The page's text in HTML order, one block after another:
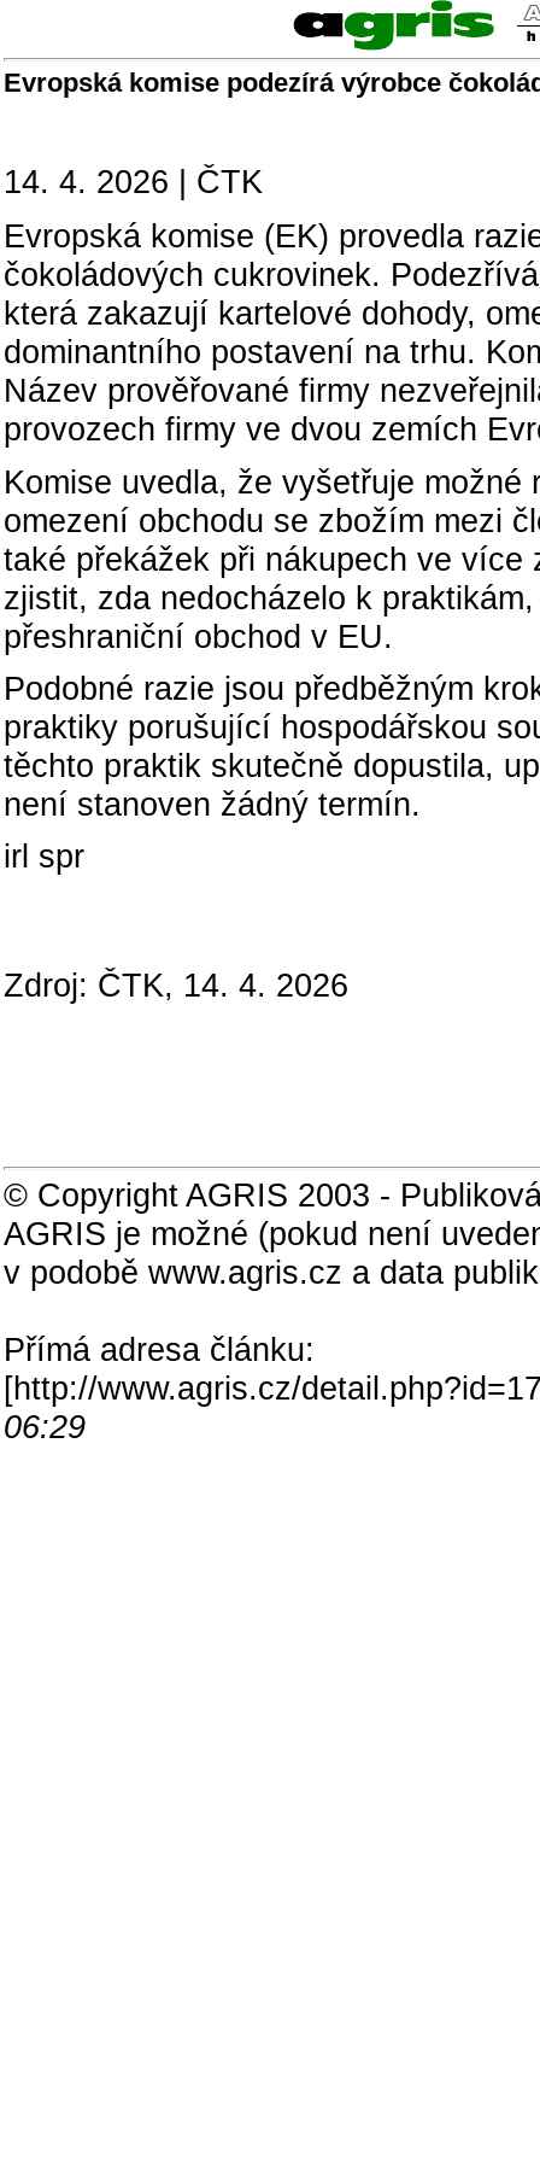
Evropská komise podezírá výrobce
14. 4. 2026 | ČTK
Evropská komise (EK) provedla
čokoládových cukrovinek.
která zakazují kartelové dohody,
dominantního postavení na trhu.
Název prověřované firmy
provozech firmy ve dvou zemích
Komise uvedla, že vyšetřuje
omezení obchodu se zbožím mezi
také překážek při nákupech ve
zjistit, zda nedocházelo k
přeshraniční obchod v EU.
Podobné razie jsou předběžným
praktiky porušující hospodářskou
těchto praktik skutečně dopustila,
není stanoven žádný termín.
irl spr
Zdroj: ČTK, 14. 4. 2026
© Copyright AGRIS 2003 -
AGRIS je možné (pokud není
v podobě www.agris.cz a data
Přímá adresa článku:
[http://www.agris.cz/
06:29